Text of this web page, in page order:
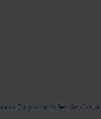
de Programação Sesc São Carlos